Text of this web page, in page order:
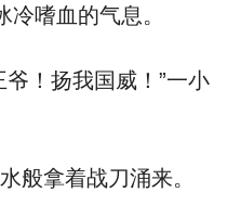
嗜血的气息。
！扬我国威！”一小
拿着战刀涌来。